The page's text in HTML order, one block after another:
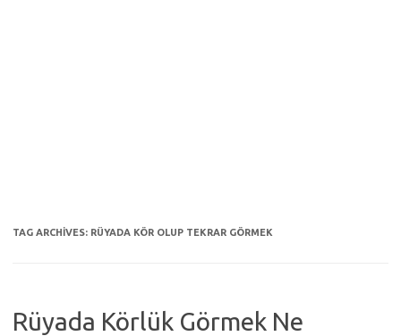
TAG ARCHIVES: RÜYADA KÖR OLUP TEKRAR GÖRMEK
Rüyada Körlük Görmek Ne